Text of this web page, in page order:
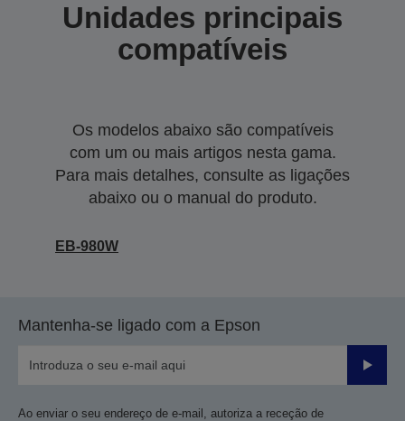
Unidades principais
compatíveis
Os modelos abaixo são compatíveis
com um ou mais artigos nesta gama.
Para mais detalhes, consulte as ligações
abaixo ou o manual do produto.
EB-980W
Mantenha-se ligado com a Epson
Enviar
Ao enviar o seu endereço de e-mail, autoriza a receção de